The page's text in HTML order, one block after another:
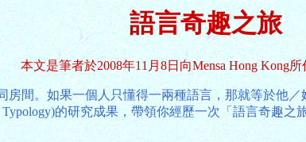
語言奇趣之旅
本文是筆者於2008年11月8日向Mensa Hong Kong
間。如果一個人只懂得一兩種語言，那就等於他
的研究成果，帶領你經歷一次「語言奇趣